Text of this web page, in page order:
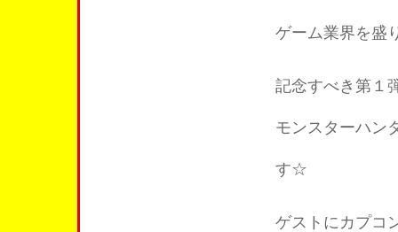
ゲーム業界を盛
記念すべき第１
モンスターハン
す☆
ゲストにカプコ